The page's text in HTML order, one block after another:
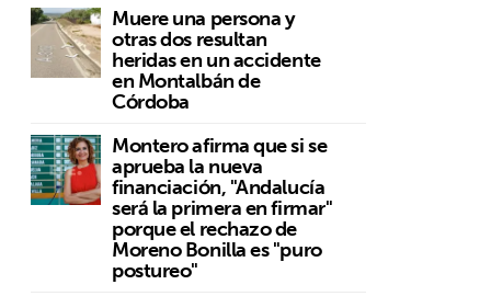
Muere una persona y
otras dos resultan
heridas en un accidente
en Montalbán de
Córdoba
Montero afirma que si se
aprueba la nueva
financiación, "Andalucía
será la primera en firmar"
porque el rechazo de
Moreno Bonilla es "puro
postureo"